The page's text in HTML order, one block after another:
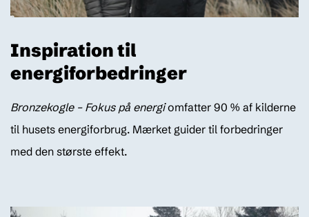
Inspiration til
energiforbedringer
Bronzekogle – Fokus på energiomfatter 90 % af kilderne
til husets energiforbrug. Mærket guider til forbedringer
med den største effekt.